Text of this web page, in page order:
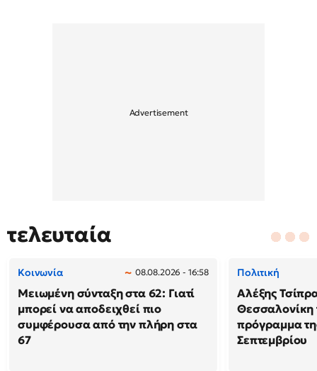
τελευταία
Κοινωνία 08.08.2026 - 16:58
Μειωμένη σύνταξη στα 62: Γιατί
μπορεί να αποδειχθεί πιο
συμφέρουσα από την πλήρη στα
67
Πολιτική
Αλέξης
Θεσσαλονίκη
πρόγραμμα
Σεπτεμβρίου